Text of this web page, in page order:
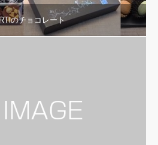
のチョコレート